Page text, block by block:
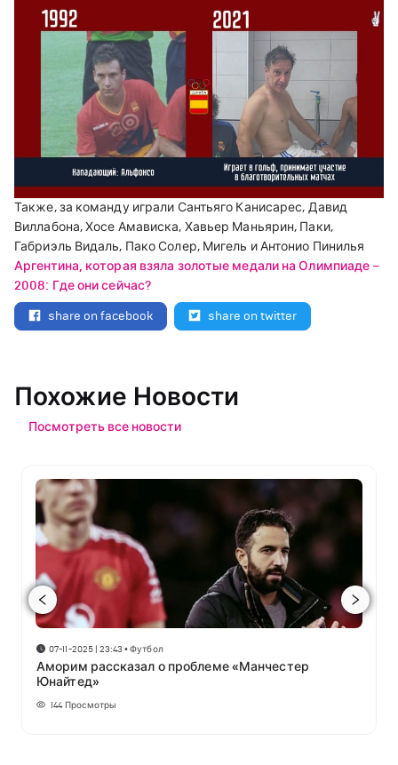
Также, за команду играли Сантьяго Канисарес, Давид
Виллабона, Хосе Амависка, Хавьер Маньярин, Паки,
Габриэль Видаль, Пако Солер, Мигель и Антонио Пинилья
Аргентина, которая взяла золотые медали на Олимпиаде –
2008: Где они сейчас?
share on facebook
share on twitter
Похожие Новости
Посмотреть все новости
07-11-2025 | 23:43 •Футбол
Аморим рассказал о проблеме «Манчестер
Юнайтед»
144 Просмотры